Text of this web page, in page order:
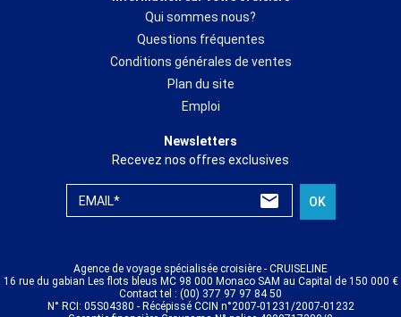
Qui sommes nous?
Questions fréquentes
Conditions générales de ventes
Plan du site
Emploi
Newsletters
Recevez nos offres exclusives
EMAIL* OK
Agence de voyage spécialisée croisière - CRUISELINE
16 rue du gabian Les flots bleus MC 98 000 Monaco SAM au Capital de 150 000 €
Contact tel : (00) 377 97 97 84 50
N° RCI: 05S04380 - Récépissé CCIN n°2007-01231/2007-01232